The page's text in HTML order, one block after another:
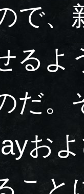
で、
るよ
だ。
お
こと